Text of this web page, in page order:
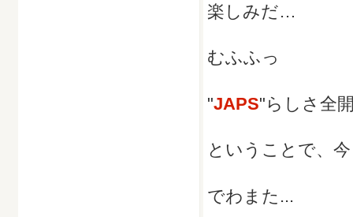
楽しみだ…
むふふっ
"JAPS"らしさ全
ということで、
でわまた...